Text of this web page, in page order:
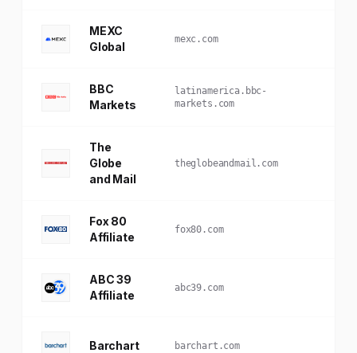
MEXC
Global
mexc.com
BBC
Markets
latinamerica.bbc-
markets.com
The
Globe
and Mail
theglobeandmail.com
Fox 80
Affiliate
fox80.com
ABC 39
Affiliate
abc39.com
Barchart barchart.com